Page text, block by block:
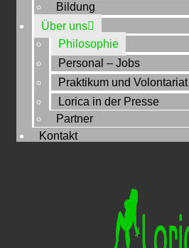
Bildung
Über uns
Philosophie
Personal – Jobs
Praktikum und Volontariat
Lorica in der Presse
Partner
Kontakt